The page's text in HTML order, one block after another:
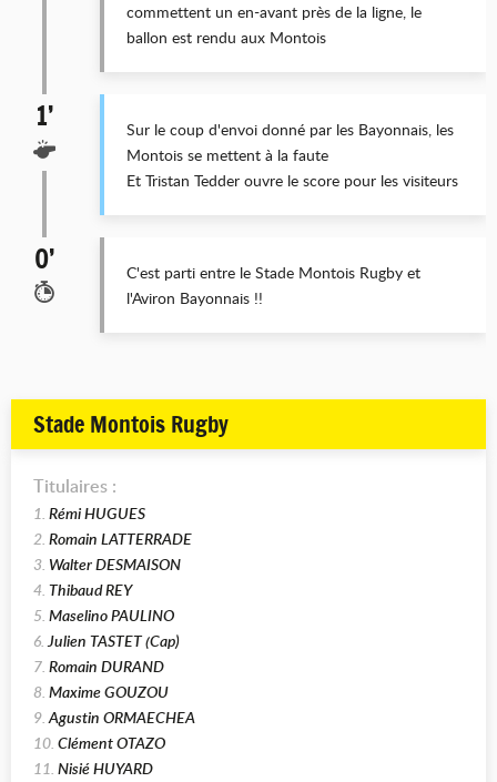
commettent un en-avant près de la ligne, le
ballon est rendu aux Montois
1’
Sur le coup d'envoi donné par les Bayonnais, les
Montois se mettent à la faute
Et Tristan Tedder ouvre le score pour les visiteurs
0’
C'est parti entre le Stade Montois Rugby et
l'Aviron Bayonnais !!
Stade Montois Rugby
Titulaires :
1. Rémi HUGUES
2. Romain LATTERRADE
3. Walter DESMAISON
4. Thibaud REY
5. Maselino PAULINO
6.Julien TASTET (Cap)
7. Romain DURAND
8. Maxime GOUZOU
9.Agustin ORMAECHEA
10. Clément OTAZO
11. Nisié HUYARD